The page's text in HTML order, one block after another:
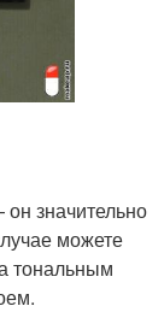
значительно
можете
тональным